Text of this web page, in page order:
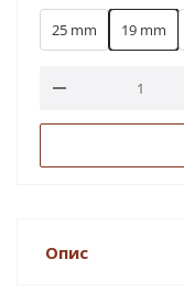
25 mm 19 mm
Опис